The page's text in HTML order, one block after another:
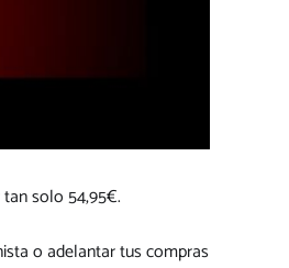
solo 54,95€.
o adelantar tus compras